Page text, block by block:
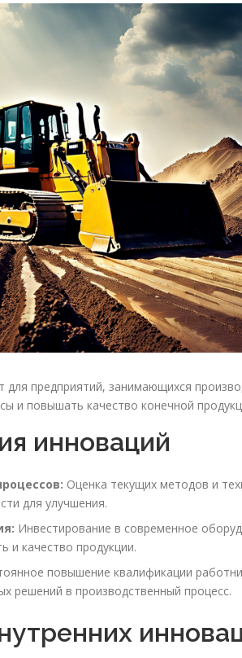
предприятий, занимающихся
и повышать качество конечной
инноваций
Оценка текущих методов и
для улучшения.
Инвестирование в современное
и качество продукции.
повышение квалификации
решений в производственный процесс.